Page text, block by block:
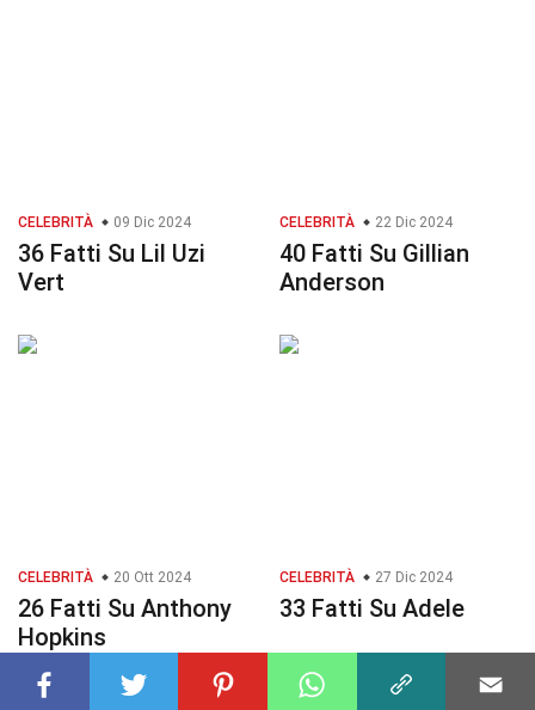
CELEBRITÀ 09 Dic 2024
36 Fatti Su Lil Uzi
Vert
CELEBRITÀ 22 Dic 2024
40 Fatti Su Gillian
Anderson
CELEBRITÀ 20 Ott 2024
26 Fatti Su Anthony
Hopkins
CELEBRITÀ 27 Dic 2024
33 Fatti Su Adele